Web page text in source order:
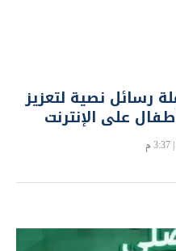
رسائل نصية لتعزيز
على الإنترنت